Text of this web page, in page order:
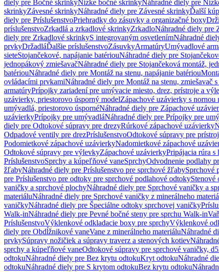
diely pre Bočné skrinkyNízke bočné skrinkyNáhradné diely pre
skrinkyZávesné skrinkyNáhradné diely pre Závesné skrinkyĎalší
diely pre PríslušenstvoPriehradky do zásuvky a organizačné boxy
príslušenstvoZrkadlá a zrkadlové skrinkyZrkadloNáhradné diely pre
diely pre Zrkadlové skrinkyS integrovaným osvetlenímNáhradné
prvkyDržadláĎalšie príslušenstvoZásuvkyArmatúryUmývadlové
sieteStojančekové, napájanie batériouNáhradné diely pre
jednopákový zmiešavačNáhradné diely pre Stojančeková montáž,
batériouNáhradné diely pre Montáž na stenu, napájanie batériou
ovládacími prvkamiNáhradné diely pre Montáž na stenu, zmiešavač
armatúryPrípojky zariadení pre umývacie miesto, drez, prístroje a
uzávierky, priestorovo úsporný modelZápachové uzávierky s nornou
umývadlá, priestorovo úspornéNáhradné diely pre Zápachové
uzávierkyPrípojky pre umývadláNáhradné diely pre Prípojky pre
diely pre Odtokové súpravy pre drezyRúrkové zápachové uzávierky
Odpadové ventily pre drezPríslušenstvoOdtokové súpravy pre
Podomietkové zápachové uzávierkyNadomietkové zápachové
Odtokové súpravy pre výlevkyZápachové uzávierkyPripájacia rúra s
PríslušenstvoSprchy a kúpeľňové vaneSprchyOdvodnenie podlahy
žľabyNáhradné diely pre Príslušenstvo pre sprchové žľabySprchové
pre Príslušenstvo pre odtoky pre sprchové podlahové odtokyStenové
vaničky a sprchové plochyNáhradné diely pre Sprchové vaničky a
materiáluNáhradné diely pre Sprchové vaničky z minerálneho
vaničkyNáhradné diely pre Špeciálne odtoky sprchovej vaničky
Walk-inNáhradné diely pre Pevné bočné steny pre sprchu Walk-in
PríslušenstvoVýklenkové odkladacie boxy pre sprchyVýklenkové
diely pre Obdĺžnikové vaneVane z minerálneho materiáluNáhradné
prvkySúpravy nožičiek a súpravy traverz a stenových kotiev
sprchy a kúpeľňové vaneOdtokové súpravy pre sprchové vaničky,
odtokuNáhradné diely pre Bez krytu odtokuKryt odtokuNáhradné
odtokuNáhradné diely pre S krytom odtokuBez krytu odtoku